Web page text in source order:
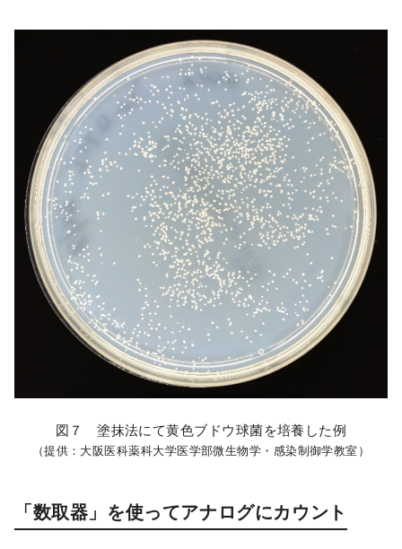
図７ 塗抹法にて黄色ブドウ球菌を培養した例
（提供：大阪医科薬科大学医学部微生物学・感染制御学教室）
「数取器」を使ってアナログにカウント